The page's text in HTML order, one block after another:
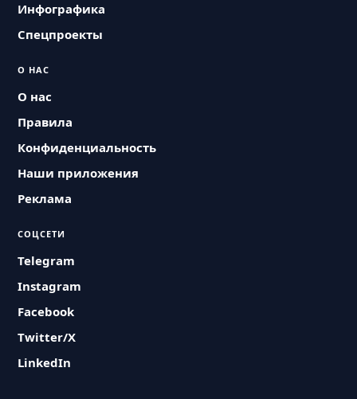
Инфографика
Спецпроекты
О НАС
О нас
Правила
Конфиденциальность
Наши приложения
Реклама
СОЦСЕТИ
Telegram
Instagram
Facebook
Twitter/X
LinkedIn